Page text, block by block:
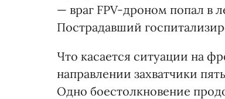
— враг FPV-дроном попал в
Пострадавший
Что касается ситуации на
направлении захватчики
Одно боестолкновение